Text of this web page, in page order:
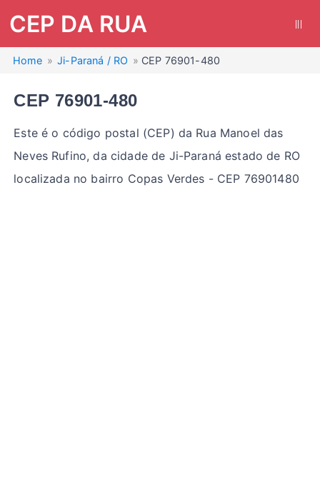
CEP DA RUA
Home Ji-Paraná / RO CEP 76901-480
CEP 76901-480
Este é o código postal (CEP) da Rua Manoel das
Neves Rufino, da cidade de Ji-Paraná estado de RO
localizada no bairro Copas Verdes - CEP 76901480